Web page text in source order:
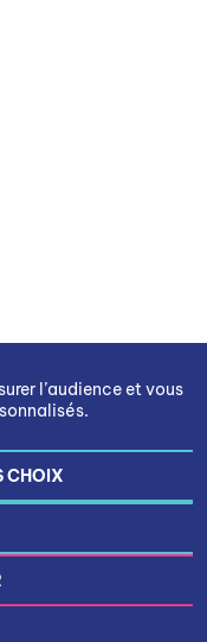
l’audience et vous
CHOIX